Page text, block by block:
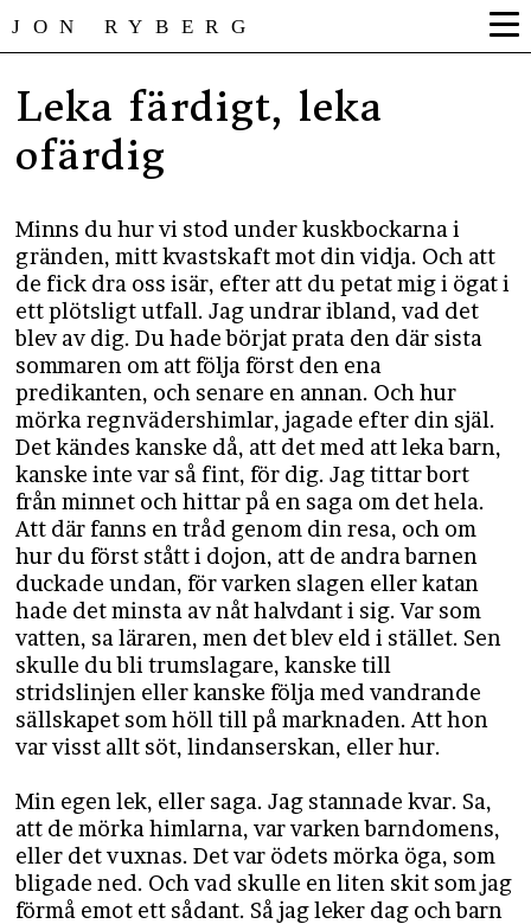
JON RYBERG
Leka färdigt, leka
ofärdig
Minns du hur vi stod under kuskbockarna i
gränden, mitt kvastskaft mot din vidja. Och att
de fick dra oss isär, efter att du petat mig i ögat i
ett plötsligt utfall. Jag undrar ibland, vad det
blev av dig. Du hade börjat prata den där sista
sommaren om att följa först den ena
predikanten, och senare en annan. Och hur
mörka regnvädershimlar, jagade efter din själ.
Det kändes kanske då, att det med att leka barn,
kanske inte var så fint, för dig. Jag tittar bort
från minnet och hittar på en saga om det hela.
Att där fanns en tråd genom din resa, och om
hur du först stått i dojon, att de andra barnen
duckade undan, för varken slagen eller katan
hade det minsta av nåt halvdant i sig. Var som
vatten, sa läraren, men det blev eld i stället. Sen
skulle du bli trumslagare, kanske till
stridslinjen eller kanske följa med vandrande
sällskapet som höll till på marknaden. Att hon
var visst allt söt, lindanserskan, eller hur.
Min egen lek, eller saga. Jag stannade kvar. Sa,
att de mörka himlarna, var varken barndomens,
eller det vuxnas. Det var ödets mörka öga, som
bligade ned. Och vad skulle en liten skit som jag
förmå emot ett sådant. Så jag leker dag och barn